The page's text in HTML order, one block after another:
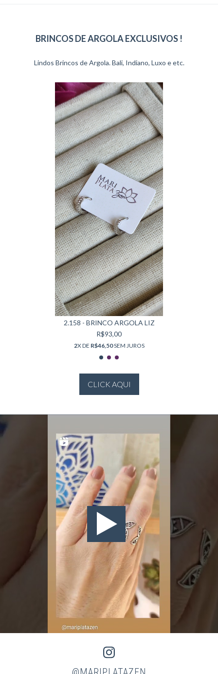
BRINCOS DE ARGOLA EXCLUSIVOS !
Lindos Brincos de Argola. Bali, Indiano, Luxo e etc.
2.158 - BRINCO ARGOLA LIZ
R$93,00
2X DE R$46,50SEM JUROS
CLICK AQUI